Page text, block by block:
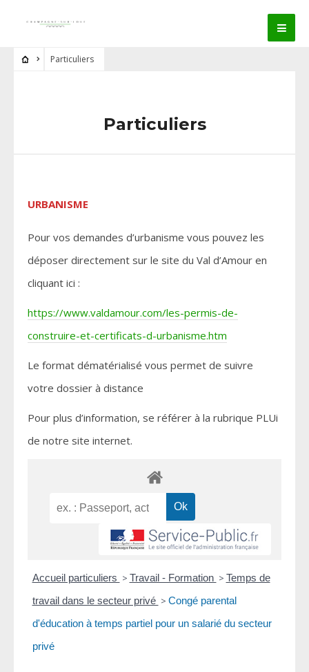
Particuliers
Particuliers
URBANISME
Pour vos demandes d’urbanisme vous pouvez les
déposer directement sur le site du Val d’Amour en
cliquant ici :
https://www.valdamour.com/les-permis-de-
construire-et-certificats-d-urbanisme.htm
Le format dématérialisé vous permet de suivre
votre dossier à distance
Pour plus d’information, se référer à la rubrique PLUi
de notre site internet.
Accueil particuliers > Travail - Formation > Temps de
travail dans le secteur privé > Congé parental
d'éducation à temps partiel pour un salarié du secteur
privé